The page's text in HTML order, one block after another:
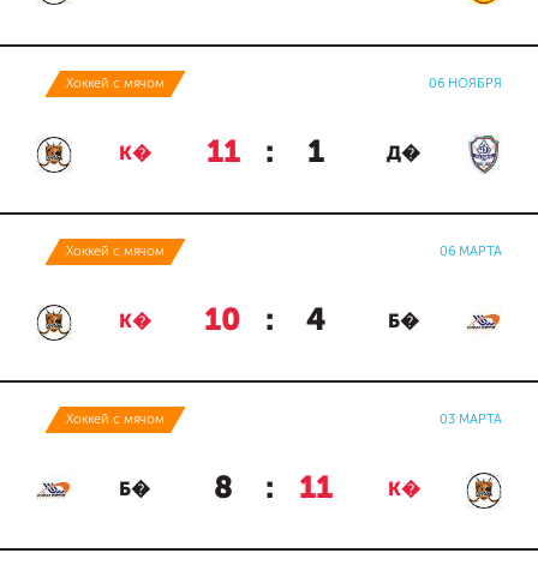
Хоккей с мячом 06 НОЯБРЯ
К� 11 : 1 Д�
Хоккей с мячом 06 МАРТА
К� 10 : 4 Б�
Хоккей с мячом 03 МАРТА
Б� 8 : 11 К�